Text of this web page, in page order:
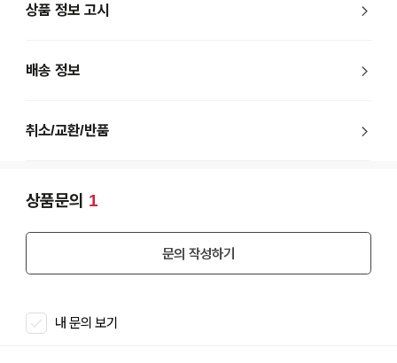
상품 정보 고시
배송 정보
취소/교환/반품
상품문의 1
문의 작성하기
내 문의 보기